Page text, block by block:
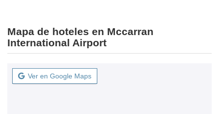
Mapa de hoteles en Mccarran
International Airport
Ver en Google Maps